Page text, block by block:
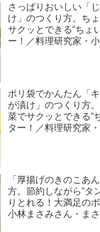
さっぱりおいしい「
け」のつくり方。ち
サクッとできる“ちょ
ー！／料理研究家・
ポリ袋でかんたん「
が漬け」のつくり方
菜でサクッとできる“
ター！／料理研究家
「厚揚げのきのこあ
方。節約しながら“タ
りとれる！大満足の
小林まさみさん・ま